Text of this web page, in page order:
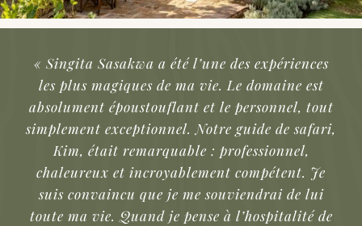
« Singita Sasakwa a été l’une des expériences
les plus magiques de ma vie. Le domaine est
absolument époustouflant et le personnel, tout
simplement exceptionnel. Notre guide de safari,
Kim, était remarquable : professionnel,
chaleureux et incroyablement compétent. Je
suis convaincu que je me souviendrai de lui
toute ma vie. Quand je pense à l’hospitalité de